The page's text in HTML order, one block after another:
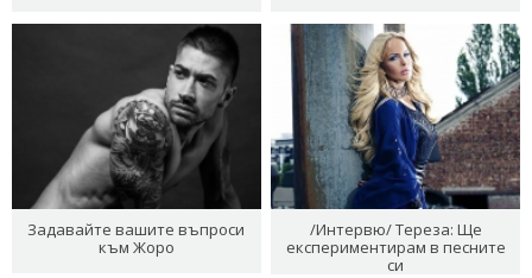
Задавайте вашите въпроси
към Жоро
/Интервю/ Тереза: Ще
експериментирам в песните
си